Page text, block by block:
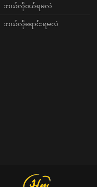
ဘယ်လို၀ယ်ရမလဲ
ဘယ်လိုရောင်းရမလဲ